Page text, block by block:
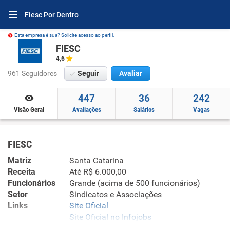
Fiesc Por Dentro
Esta empresa é sua? Solicite acesso ao perfil.
FIESC
4,6
961 Seguidores Seguir Avaliar
Visão Geral
447
Avaliações
36
Salários
242
Vagas
FIESC
Matriz
Santa Catarina
Receita
Até R$ 6.000,00
Funcionários
Grande (acima de 500 funcionários)
Setor
Sindicatos e Associações
Links
Site Oficial
Site Oficial no Infojobs